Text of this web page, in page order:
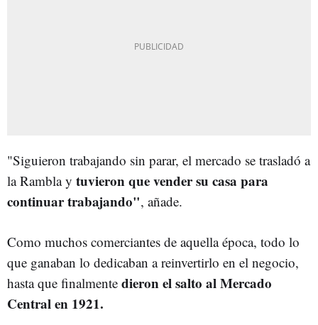
"Siguieron trabajando sin parar, el mercado se trasladó a
la Rambla y tuvieron que vender su casa para
continuar trabajando", añade.
Como muchos comerciantes de aquella época, todo lo
que ganaban lo dedicaban a reinvertirlo en el negocio,
hasta que finalmente dieron el salto al Mercado
Central en 1921.